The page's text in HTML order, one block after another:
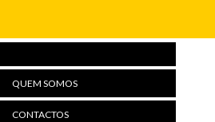
QUEM SOMOS
CONTACTOS